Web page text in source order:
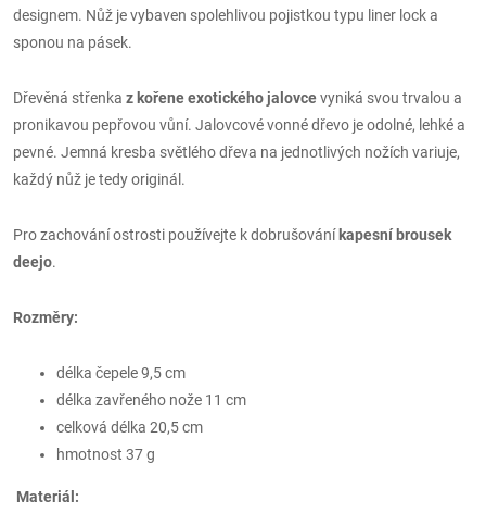
designem. Nůž je vybaven spolehlivou pojistkou typu liner lock a
sponou na pásek.
Dřevěná střenka z kořene exotického jalovcevyniká svou trvalou a
pronikavou pepřovou vůní. Jalovcové vonné dřevo je odolné, lehké a
pevné. Jemná kresba světlého dřeva na jednotlivých nožích variuje,
každý nůž je tedy originál.
Pro zachování ostrosti používejte k dobrušování kapesní brousek
deejo.
Rozměry:
délka čepele 9,5 cm
délka zavřeného nože 11 cm
celková délka 20,5 cm
hmotnost 37 g
Materiál: